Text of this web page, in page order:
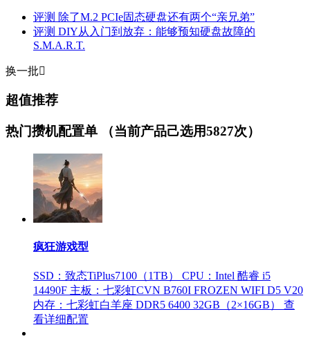
评测 除了M.2 PCIe固态硬盘还有两个“亲兄弟”
评测 DIY从入门到放弃：能够预知硬盘故障的
S.M.A.R.T.
换一批
超值推荐
热门攒机配置单 （当前产品己选用5827次）
疯狂游戏型
SSD：致态TiPlus7100（1TB）
CPU：Intel 酷睿 i5
14490F 主板：七彩虹CVN B760I FROZEN WIFI D5 V20
内存：七彩虹白羊座 DDR5 6400 32GB（2×16GB）
查
看详细配置